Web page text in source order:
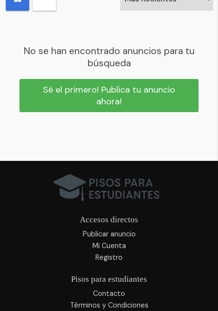
No se han encontrado anuncios para tu
búsqueda
Sé el primero! Publica tu anuncio
ahora!
Accesos directos
Publicar anuncio
Mi Cuenta
Registro
Pisos para estudiantes
Contacto
Términos y Condiciones